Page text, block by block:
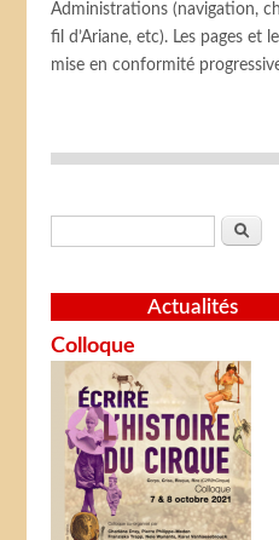
Administrations (navigation,
fil d’Ariane, etc). Les pages et
mise en conformité
Formulaire de recherche
Actualités
Colloque